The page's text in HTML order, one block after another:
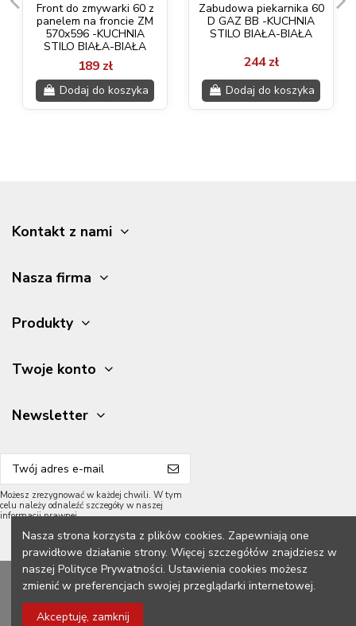
Front do zmywarki 60 z
panelem na froncie ZM
570x596 -KUCHNIA
STILO BIAŁA-BIAŁA
189 zł
Dodaj do koszyka
Zabudowa piekarnika 60
D GAZ BB -KUCHNIA
STILO BIAŁA-BIAŁA
244 zł
Dodaj do koszyka
Kontakt z nami
Nasza firma
Produkty
Twoje konto
Newsletter
Możesz zrezygnować w każdej chwili. W tym
celu należy odnaleźć szczegóły w naszej
informacji prawnej.
2026 Meble Grycpol.
Konstrukcja z przodu:
Nasza strona korzysta z plików cookies. Zapewniają one
prawidłowe działanie strony. Więcej szczegółów znajdziesz w
naszej Polityce Prywatności. Ustawienia cookies możesz
zmienić w preferencjach swojej przeglądarki internetowej.
Akceptuję, zamknij